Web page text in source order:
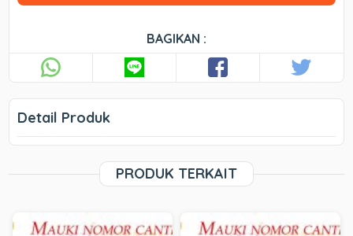
BAGIKAN :
Detail Produk
PRODUK TERKAIT